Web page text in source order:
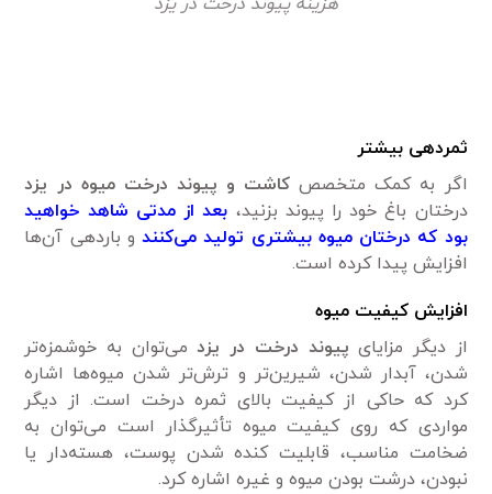
ثمردهی بیشتر
اگر به کمک متخصص کاشت و پیوند درخت میوه‌ در یزد
درختان باغ خود را پیوند بزنید، بعد از مدتی شاهد خواهید
بود که درختان میوه‌ بیشتری تولید می‌کنندو باردهی آن‌ها
افزایش پیدا کرده است.
افزایش کیفیت میوه‌
از دیگر مزایای پیوند درخت در یزد می‌توان به خوشمزه‌تر
شدن، آبدار شدن، شیرین‌تر و ترش‌تر شدن میوه‌‌ها اشاره
کرد که حاکی از کیفیت بالای ثمره درخت است. از دیگر
مواردی که روی کیفیت میوه‌ تأثیرگذار است می‌توان به
ضخامت مناسب، قابلیت کنده شدن پوست، هسته‌دار یا
نبودن، درشت بودن میوه‌ و غیره اشاره کرد.